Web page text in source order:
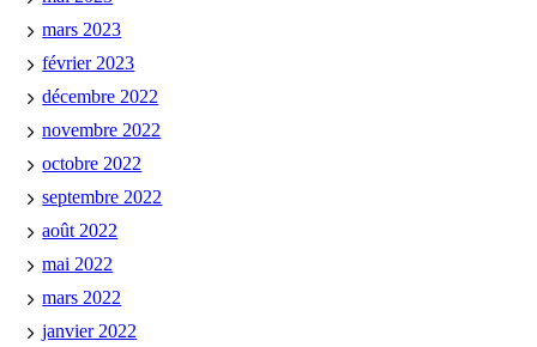
mars 2023
février 2023
décembre 2022
novembre 2022
octobre 2022
septembre 2022
août 2022
mai 2022
mars 2022
janvier 2022